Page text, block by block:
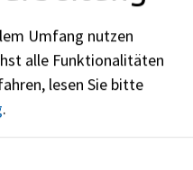
Umfang nutzen
alle Funktionalitäten
lesen Sie bitte
.